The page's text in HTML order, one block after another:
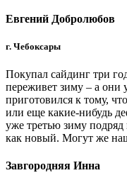
Евгений Добролюбов
г. Чебоксары
Покупал сайдинг три
переживет зиму – а они
приготовился к тому,
или еще какие-нибудь
уже третью зиму подряд
как новый. Могут же
Завгородняя Инна